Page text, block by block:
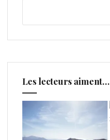
Les lecteurs aiment…